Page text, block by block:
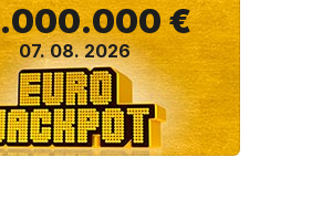
€
07. 08. 2026